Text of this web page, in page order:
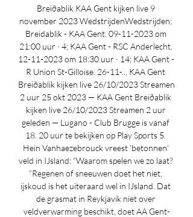
Breiðablik KAA Gent kijken live 9
november 2023 WedstrijdenWedstrijden;
Breidablik - KAA Gent. 09-11-2023 om
21:00 uur · 4; KAA Gent - RSC Anderlecht.
12-11-2023 om 18:30 uur · 14; KAA Gent -
R Union St-Gilloise. 26-11-... KAA Gent
Breiðablik kijken live 26/10/2023 Streamen
2 uur 25 okt 2023 — KAA Gent Breiðablik
kijken live 26/10/2023 Streamen 2 uur
geleden — Lugano - Club Brugge is vanaf
18. 20 uur te bekijken op Play Sports 5.
Hein Vanhaezebrouck vreest ‘betonnen’
veld in IJsland: “Waarom spelen we zo laat?
”Regenen of sneeuwen doet het niet,
ijskoud is het uiteraard wel in IJsland. Dat
de grasmat in Reykjavik niet over
veldverwarming beschikt, doet AA Gent-